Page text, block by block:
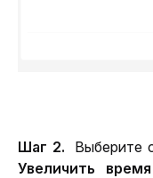
Шаг 2.
Увеличить